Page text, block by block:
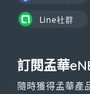
訂閱孟華
隨時獲得孟華產